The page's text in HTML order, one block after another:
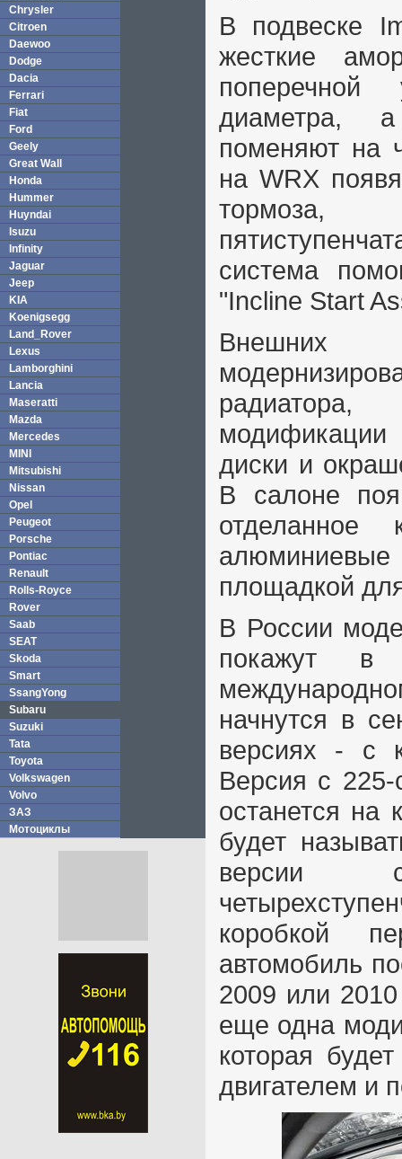
Chrysler
Citroen
Daewoo
Dodge
Dacia
Ferrari
Fiat
Ford
Geely
Great Wall
Honda
Hummer
Huyndai
Isuzu
Infinity
Jaguar
Jeep
KIA
Koenigsegg
Land_Rover
Lexus
Lamborghini
Lancia
Maseratti
Mazda
Mercedes
MINI
Mitsubishi
Nissan
Opel
Peugeot
Porsche
Pontiac
Renault
Rolls-Royce
Rover
Saab
SEAT
Skoda
Smart
SsangYong
Subaru
Suzuki
Tata
Toyota
Volkswagen
Volvo
ЗАЗ
Мотоциклы
В подвеске
жесткие
поперечной
диаметра,
поменяют на
на WRX
тормоза,
система
"Incline Start
Внешних
диски и
В салоне
площадкой
В России
покажут в
начнутся в
версиях - с
Версия с
останется на
будет
версии
коробкой
автомобиль
2009 или
еще одна
которая
двигателем и